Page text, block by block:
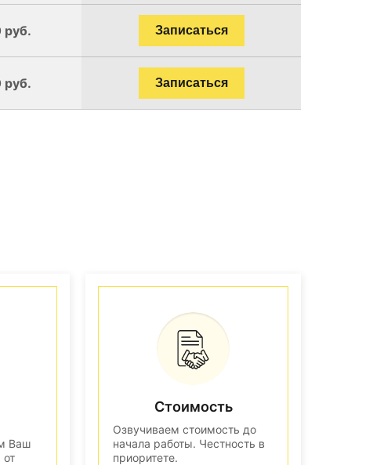
руб. Записаться
руб. Записаться
Ваш
Стоимость
Озвучиваем стоимость до
начала работы. Честность в
приоритете.